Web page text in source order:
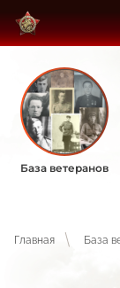
База ветеранов
Главная База